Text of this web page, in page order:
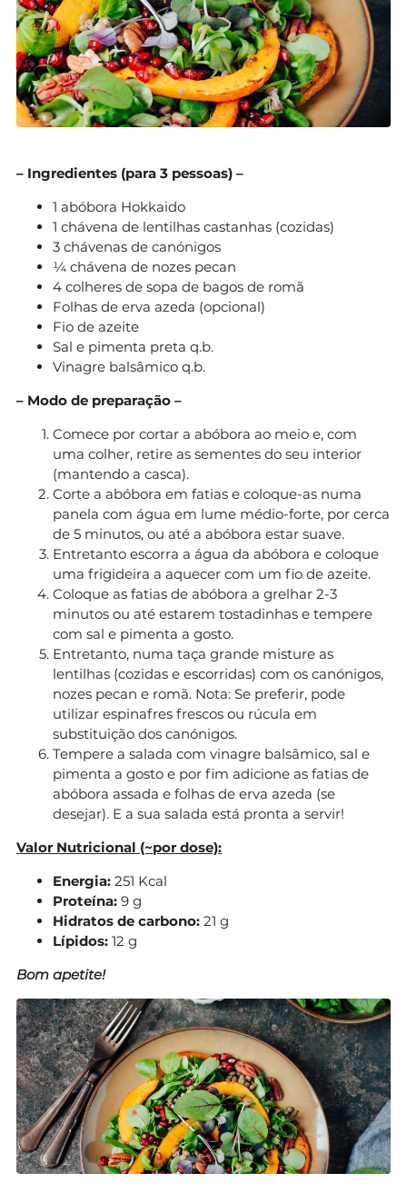
– Ingredientes (para 3 pessoas) –
1 abóbora Hokkaido
1 chávena de lentilhas castanhas (cozidas)
3 chávenas de canónigos
¼ chávena de nozes pecan
4 colheres de sopa de bagos de romã
Folhas de erva azeda (opcional)
Fio de azeite
Sal e pimenta preta q.b.
Vinagre balsâmico q.b.
– Modo de preparação –
Comece por cortar a abóbora ao meio e, com
uma colher, retire as sementes do seu interior
(mantendo a casca).
Corte a abóbora em fatias e coloque-as numa
panela com água em lume médio-forte, por cerca
de 5 minutos, ou até a abóbora estar suave.
Entretanto escorra a água da abóbora e coloque
uma frigideira a aquecer com um fio de azeite.
Coloque as fatias de abóbora a grelhar 2-3
minutos ou até estarem tostadinhas e tempere
com sal e pimenta a gosto.
Entretanto, numa taça grande misture as
lentilhas (cozidas e escorridas) com os canónigos,
nozes pecan e romã. Nota: Se preferir, pode
utilizar espinafres frescos ou rúcula em
substituição dos canónigos.
Tempere a salada com vinagre balsâmico, sal e
pimenta a gosto e por fim adicione as fatias de
abóbora assada e folhas de erva azeda (se
desejar). E a sua salada está pronta a servir!
Valor Nutricional (~por dose):
Energia: 251 Kcal
Proteína: 9 g
Hidratos de carbono: 21 g
Lípidos: 12 g
Bom apetite!